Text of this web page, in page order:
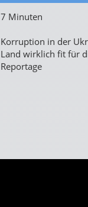
7 Minuten
Korruption in der
Land wirklich fit für
Reportage